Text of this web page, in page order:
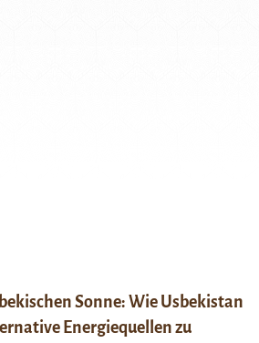
Sonne: Wie Usbekistan
Energiequellen zu